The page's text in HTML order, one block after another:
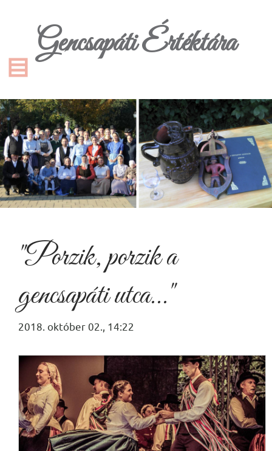
Gencsapáti Értéktára
"Porzik, porzik a
gencsapáti utca..."
2018. október 02., 14:22